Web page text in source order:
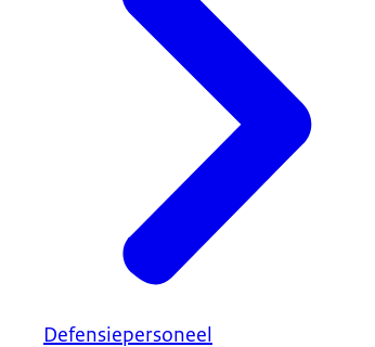
Defensiepersoneel